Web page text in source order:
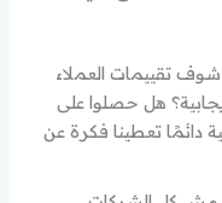
تقييمات العملاء
هل حصلوا على
دائمًا تعطينا فكرة عن